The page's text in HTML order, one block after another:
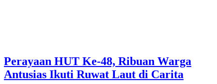
Perayaan HUT Ke-48, Ribuan Warga
Antusias Ikuti Ruwat Laut di Carita